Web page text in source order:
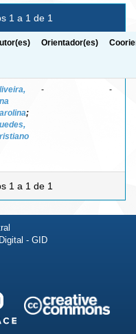
1 a 1 de 1
Orientador(es)
;
- -
1 a 1 de 1
- GID